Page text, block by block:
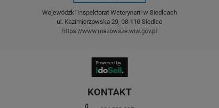
Wojewódzki Inspektorat Weterynarii w Siedlcach
ul. Kazimierzowska 29, 08-110 Siedlce
https://www.mazowsze.wiw.gov.pl
KONTAKT